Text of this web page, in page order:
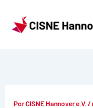
contenido
PorCISNE Hannover e.V. /